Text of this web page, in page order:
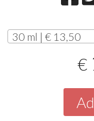
30 ml | € 13,50
€